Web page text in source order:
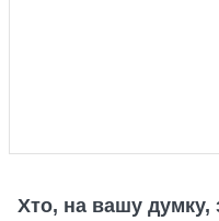
Хто, на вашу думку,